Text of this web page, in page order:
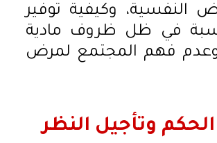
النفسية، وكيفية توفير
في ظل ظروف مادية
وعدم فهم المجتمع لمرض
وتأجيل النظر